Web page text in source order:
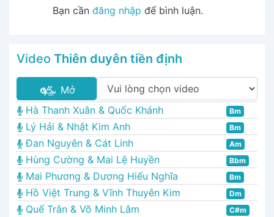
Bạn cần đăng nhập để bình luận.
Video Thiên duyên tiền định
Mở
Hà Thanh Xuân & Quốc Khánh
Bm
Lý Hải & Nhật Kim Anh Bm
Đan Nguyên & Cát Linh Am
Hùng Cường & Mai Lệ Huyền Bbm
Mai Phương & Dương Hiếu Nghĩa Bm
Hồ Việt Trung & Vĩnh Thuyên Kim Dm
Quế Trân & Võ Minh Lâm C#m